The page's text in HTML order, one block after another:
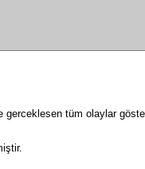
gerceklesen tüm olaylar